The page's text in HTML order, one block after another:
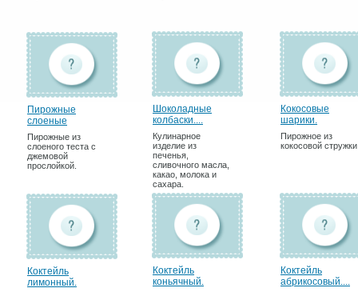
Пирожные
слоеные
Пирожные из
слоеного теста с
джемовой
прослойкой.
Шоколадные
колбаски....
Кулинарное
изделие из
печенья,
сливочного масла,
какао, молока и
сахара.
Кокосовые
шарики.
Пирожное из
кокосовой
Коктейль
лимонный.
Коктейль
коньячный.
Коктейль
абрикосовый....